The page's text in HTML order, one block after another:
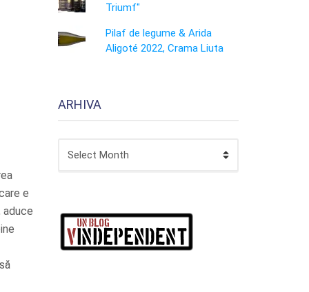
e
aduce
Triumf"
Pilaf de legume & Arida
Aligoté 2022, Crama Liuta
ARHIVA